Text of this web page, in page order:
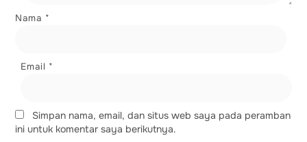
Nama *
Email *
Simpan nama, email, dan situs web saya pada peramban
ini untuk komentar saya berikutnya.